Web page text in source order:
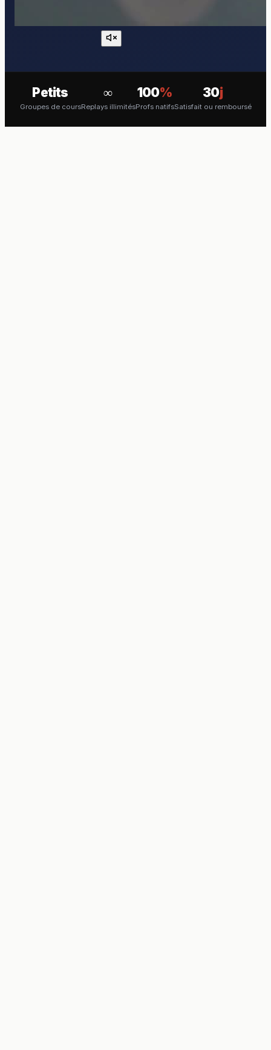
Petits
Groupes de cours
∞
Replays illimités
100%
Profs natifs
30j
Satisfait ou remboursé